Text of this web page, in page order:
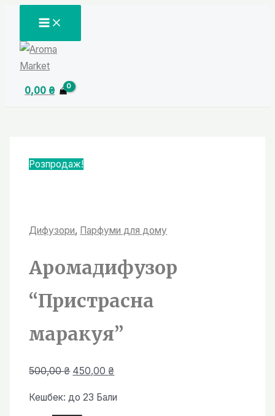
вмісту
MAIN
MENU
0,00 ₴
Розпродаж!
Дифузори, Парфуми для дому
Аромадифузор
“Пристрасна
маракуя”
500,00₴ Оригінальна
500,00 ₴.
450,00₴
450,00 ₴.
Кешбек: до 23 Бали